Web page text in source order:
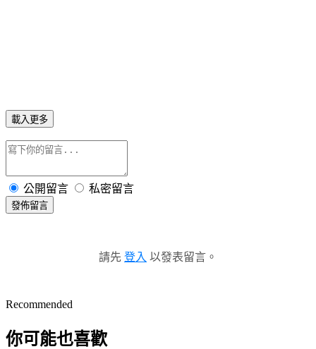
載入更多
公開留言 私密留言
發佈留言
請先 登入 以發表留言。
Recommended
你可能也喜歡